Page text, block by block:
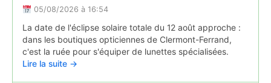
05/08/2026 à 16:54
La date de l'éclipse solaire totale du 12 août approche :
dans les boutiques opticiennes de Clermont-Ferrand,
c'est la ruée pour s'équiper de lunettes spécialisées.
Lire la suite →